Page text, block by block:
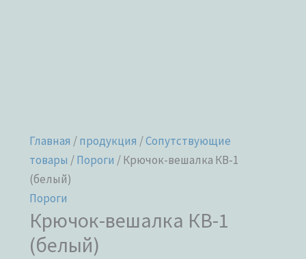
Главная /продукция /Сопутствующие
товары /Пороги / Крючок-вешалка КВ-1
(белый)
Пороги
Крючок-вешалка КВ-1
(белый)